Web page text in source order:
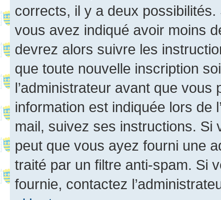
corrects, il y a deux
vous avez indiqué avoir moins
devrez alors suivre les
que toute nouvelle inscription
l’administrateur avant que
information est indiquée lors de
mail, suivez ses instructions. Si
peut que vous ayez fourni une
traité par un filtre anti-spam. Si
fournie, contactez